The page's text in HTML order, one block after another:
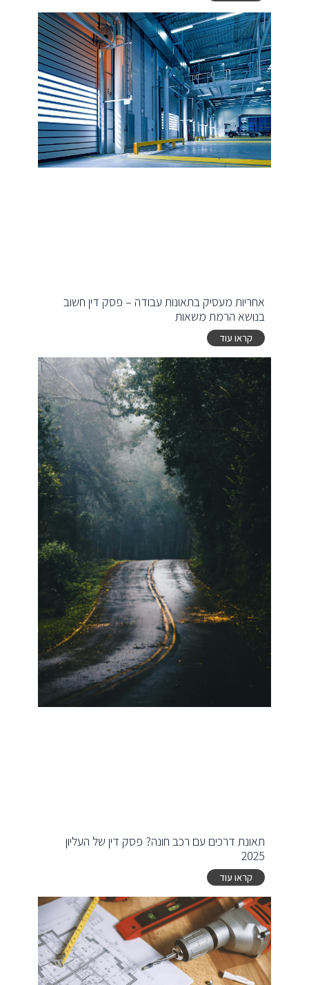
אחריות מעסיק בתאונות עבודה – פסק דין חשוב
בנושא הרמת משאות
קראו עוד
תאונת דרכים עם רכב חונה? פסק דין של העליון
2025
קראו עוד